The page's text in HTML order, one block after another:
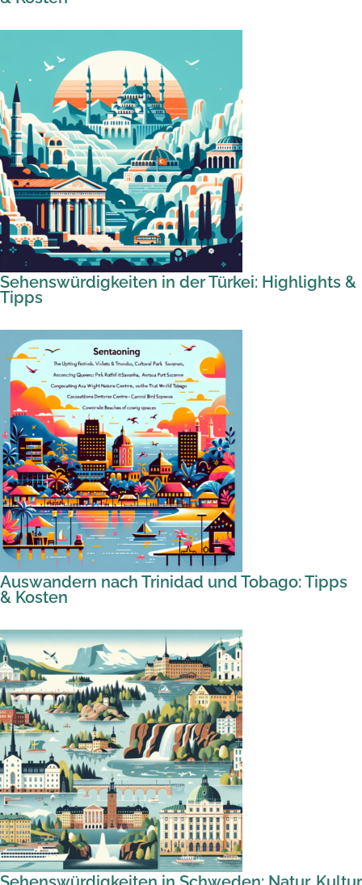
Sehenswürdigkeiten in der Türkei: Highlights &
Tipps
Auswandern nach Trinidad und Tobago: Tipps
& Kosten